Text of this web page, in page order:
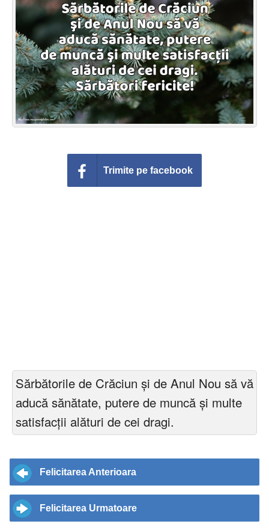
Felicitari zile saptamana
Felicitari muzicale
Felicitari muzicale personalizate
Felicitari animate
Invitatii personalizate
Conecteaza-te
Trimite pe facebook
Sărbătorile de Crăciun şi de Anul Nou să vă
aducă sănătate, putere de muncă şi multe
satisfacţii alături de cei dragi.
Felicitarea Anterioara
Felicitarea Urmatoare